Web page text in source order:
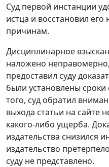
Суд первой инстанции
истца и восстановил
причинам.
Дисциплинарное
наложено
предоставил суду
были установлены
того, суд обратил
выхода статьи на сайте
какого-либо ущерба.
издательства снизился
издательство
суду не представлено.